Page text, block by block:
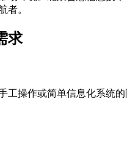
者。
求
工操作或简单信息化系统